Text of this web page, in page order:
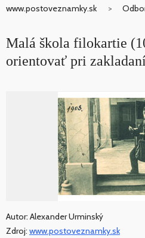
www.postoveznamky.sk
Malá škola filokartie
orientovať pri
Autor: Alexander Urminský
Zdroj: www.postoveznamky.sk